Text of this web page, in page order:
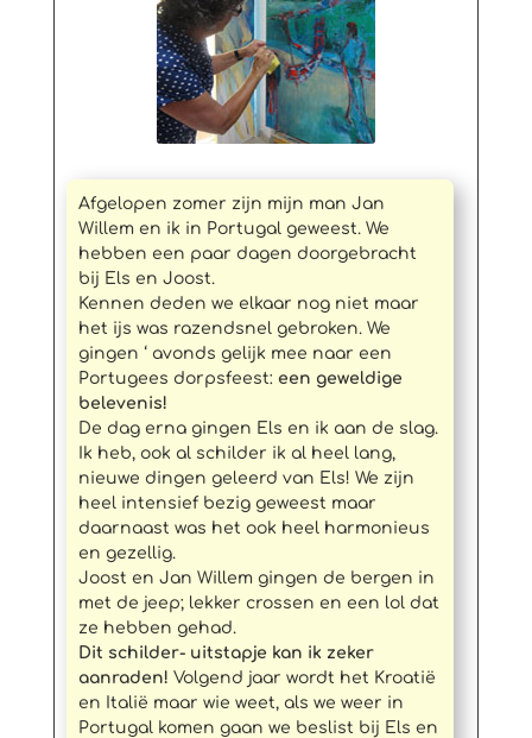
Afgelopen zomer zijn mijn man Jan
Willem en ik in Portugal geweest. We
hebben een paar dagen doorgebracht
bij Els en Joost.
Kennen deden we elkaar nog niet maar
het ijs was razendsnel gebroken. We
gingen ‘ avonds gelijk mee naar een
Portugees dorpsfeest: een geweldige
belevenis!
De dag erna gingen Els en ik aan de slag.
Ik heb, ook al schilder ik al heel lang,
nieuwe dingen geleerd van Els! We zijn
heel intensief bezig geweest maar
daarnaast was het ook heel harmonieus
en gezellig.
Joost en Jan Willem gingen de bergen in
met de jeep; lekker crossen en een lol dat
ze hebben gehad.
Dit schilder- uitstapje kan ik zeker
aanraden! Volgend jaar wordt het Kroatië
en Italië maar wie weet, als we weer in
Portugal komen gaan we beslist bij Els en